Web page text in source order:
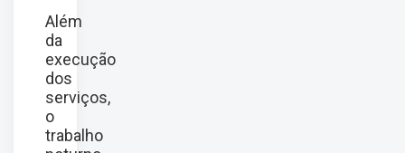
Além
da
execução
dos
serviços,
o
trabalho